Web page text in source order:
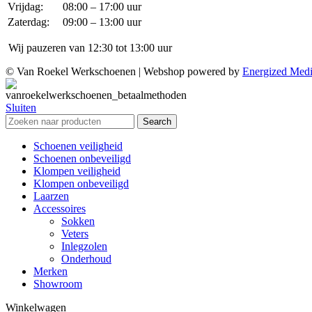
Vrijdag:
08:00 – 17:00 uur
Zaterdag:
09:00 – 13:00 uur
Wij pauzeren van 12:30 tot 13:00 uur
© Van Roekel Werkschoenen | Webshop powered by Energized
Sluiten
Search
Schoenen veiligheid
Schoenen onbeveiligd
Klompen veiligheid
Klompen onbeveiligd
Laarzen
Accessoires
Sokken
Veters
Inlegzolen
Onderhoud
Merken
Showroom
Winkelwagen